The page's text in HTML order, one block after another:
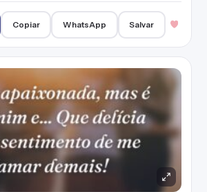
Copiar WhatsApp Salvar